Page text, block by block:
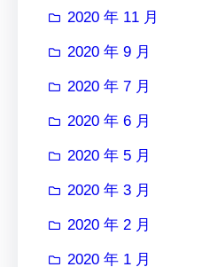
2020 年 11 月
2020 年 9 月
2020 年 7 月
2020 年 6 月
2020 年 5 月
2020 年 3 月
2020 年 2 月
2020 年 1 月